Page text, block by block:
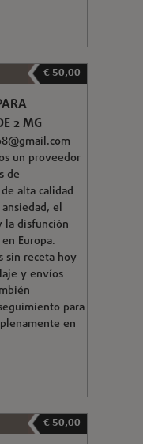
€ 50,00
2 MG
un proveedor
de
alta calidad
el
disfunción
Europa.
sin receta hoy
y envíos
para
en
€ 50,00